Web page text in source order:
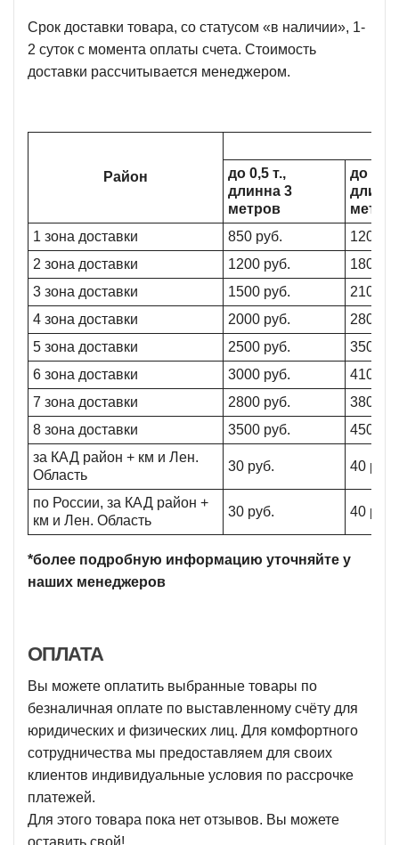
Срок доставки товара, со статусом «в наличии», 1-
2 суток с момента оплаты счета. Стоимость
доставки рассчитывается менеджером.
Район
до 0,5 т.,
длинна 3
метров
до 1,5
1 зона доставки
850 руб.
1200
2 зона доставки
1200 руб.
1800
3 зона доставки
1500 руб.
2100
4 зона доставки
2000 руб.
2800
5 зона доставки
2500 руб.
3500
6 зона доставки
3000 руб.
4100
7 зона доставки
2800 руб.
3800
8 зона доставки
3500 руб.
4500
за КАД район + км и Лен.
Область
30 руб. 40 руб.
по России, за КАД район +
км и Лен. Область
30 руб. 40 руб.
*более подробную информацию уточняйте у
наших менеджеров
ОПЛАТА
Вы можете оплатить выбранные товары по
безналичная оплате по выставленному счёту для
юридических и физических лиц. Для комфортного
сотрудничества мы предоставляем для своих
клиентов индивидуальные условия по рассрочке
платежей.
Для этого товара пока нет отзывов. Вы можете
оставить свой!